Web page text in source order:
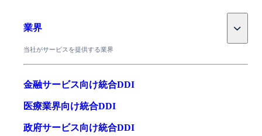
業界
当社がサービスを提供する業界
金融サービス向け統合DDI
医療業界向け統合DDI
政府サービス向け統合DDI